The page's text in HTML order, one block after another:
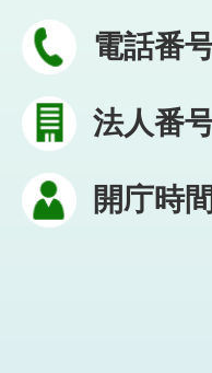
電話番
法人番
開庁時間